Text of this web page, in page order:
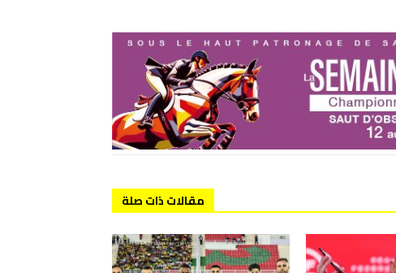
مقالات ذات صلة